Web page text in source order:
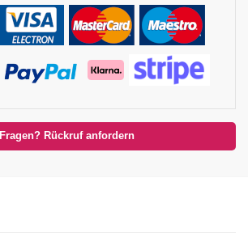
Fragen? Rückruf anfordern